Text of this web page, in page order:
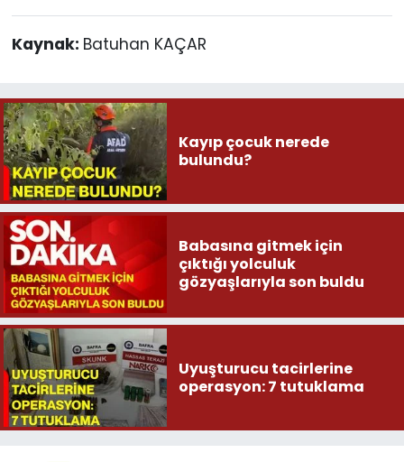
Kaynak: Batuhan KAÇAR
Kayıp çocuk nerede
bulundu?
Babasına gitmek için
çıktığı yolculuk
gözyaşlarıyla son buldu
Uyuşturucu tacirlerine
operasyon: 7 tutuklama